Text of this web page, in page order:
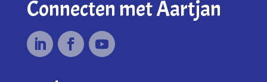
Connecten met Aartjan